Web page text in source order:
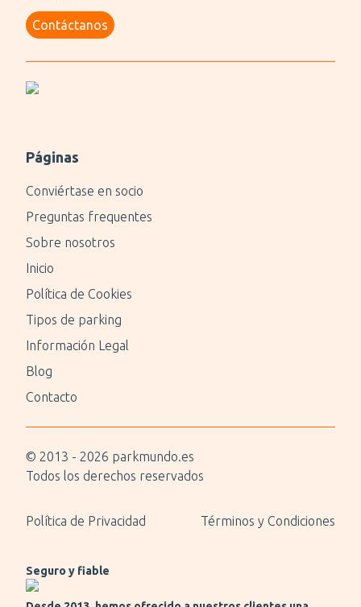
Contáctanos
Páginas
Conviértase en socio
Preguntas frequentes
Sobre nosotros
Inicio
Política de Cookies
Tipos de parking
Información Legal
Blog
Contacto
© 2013 - 2026 parkmundo.es
Todos los derechos reservados
Política de Privacidad Términos y Condiciones
Seguro y fiable